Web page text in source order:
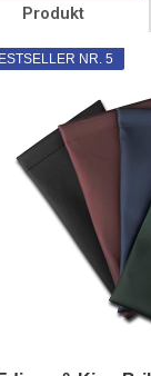
Produkt
NR. 5